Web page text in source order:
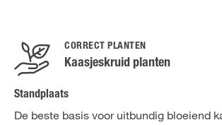
CORRECT PLANTEN
Kaasjeskruid planten
Standplaats
De beste basis voor uitbundig bloeiend